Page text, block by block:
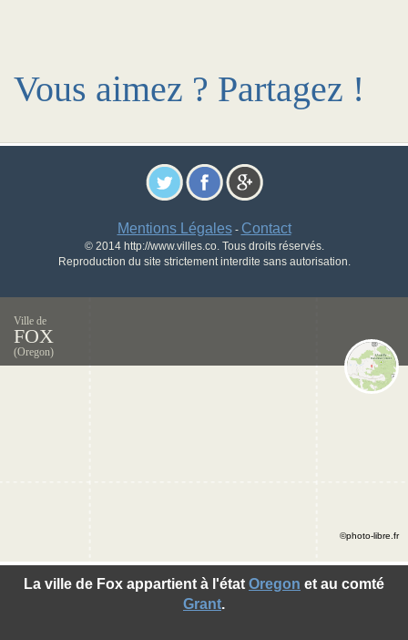
Vous aimez ? Partagez !
Mentions Légales- Contact
© 2014 http://www.villes.co. Tous droits réservés.
Reproduction du site strictement interdite sans autorisation.
Ville de
FOX
(Oregon)
La ville de Fox appartient à l'état Oregon et au comté
Grant.
©photo-libre.fr